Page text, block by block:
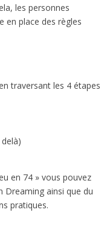
les personnes
en place des règles
traversant les 4 étapes
en 74 » vous pouvez
Dreaming ainsi que du
pratiques.